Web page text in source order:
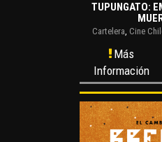
TUPUNGATO:
Cartelera, Cine
Más
Información